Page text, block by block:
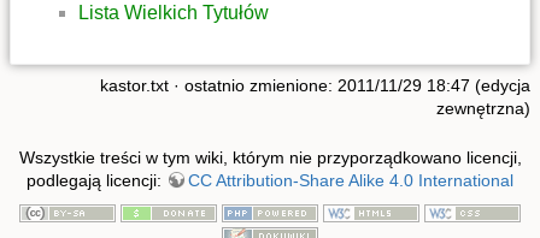
Lista Wielkich Tytułów
kastor.txt · ostatnio zmienione: 2011/11/29 18:47 (edycja
zewnętrzna)
Wszystkie treści w tym wiki, którym nie przyporządkowano licencji,
podlegają licencji:
CC Attribution-Share Alike 4.0 International